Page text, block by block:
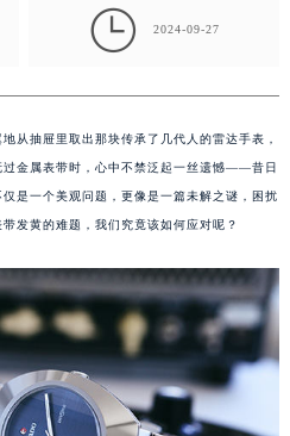
 2024-09-27
从抽屉里取出那块传承了几代人的雷达手表，
金属表带时，心中不禁泛起一丝遗憾——昔日
是一个美观问题，更像是一篇未解之谜，困扰
发黄的难题，我们究竟该如何应对呢？